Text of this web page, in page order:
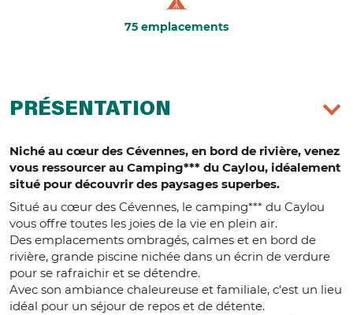
75 emplacements
PRÉSENTATION
Niché au cœur des Cévennes, en bord de rivière, venez
vous ressourcer au Camping*** du Caylou, idéalement
situé pour découvrir des paysages superbes.
Situé au cœur des Cévennes, le camping*** du Caylou
vous offre toutes les joies de la vie en plein air.
Des emplacements ombragés, calmes et en bord de
rivière, grande piscine nichée dans un écrin de verdure
pour se rafraichir et se détendre.
Avec son ambiance chaleureuse et familiale, c'est un lieu
idéal pour un séjour de repos et de détente.